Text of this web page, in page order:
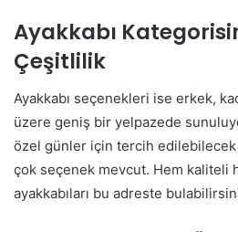
Ayakkabı
Çeşitlilik
Ayakkabı seçenekleri ise erkek,
üzere geniş bir yelpazede
özel günler için tercih
çok seçenek mevcut. Hem kaliteli
ayakkabıları bu adreste